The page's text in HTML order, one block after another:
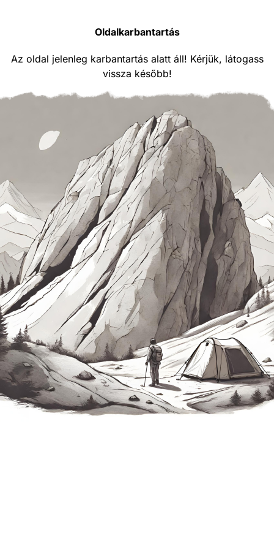
Oldalkarbantartás
Az oldal jelenleg karbantartás alatt áll! Kérjük, látogass
vissza később!